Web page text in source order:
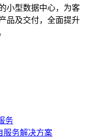
小型数据中心，为客
品及交付，全面提升
务
服务解决方案